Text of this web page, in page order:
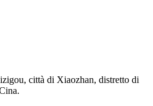
città di Xiaozhan, distretto di